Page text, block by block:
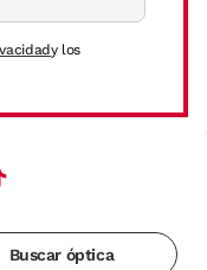
y los
Buscar óptica